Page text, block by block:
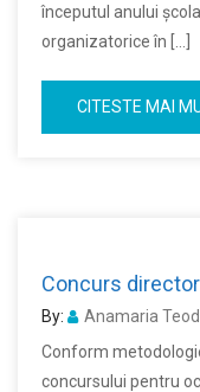
începutul anului
organizatorice în […]
CITESTE MAI
Concurs
By: Anamaria
Conform
concursului pentru